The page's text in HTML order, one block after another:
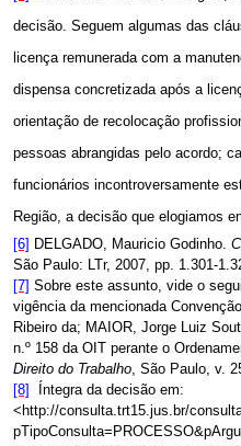
decisão. Seguem algumas das
licença remunerada com a
dispensa concretizada após a
orientação de recolocação
pessoas abrangidas pelo acordo;
funcionários incontroversamente
Região, a decisão que elogiamos
[6] DELGADO, Mauricio Godinho.
São Paulo: LTr, 2007, pp. 1.301-
[7] Sobre este assunto, vide o
vigência da mencionada
Ribeiro da; MAIOR, Jorge Luiz
n.º 158 da OIT perante o
Direito do Trabalho, São Paulo, v.
[8]
Íntegra da decisão em:
< http://consulta.trt15.jus.br/